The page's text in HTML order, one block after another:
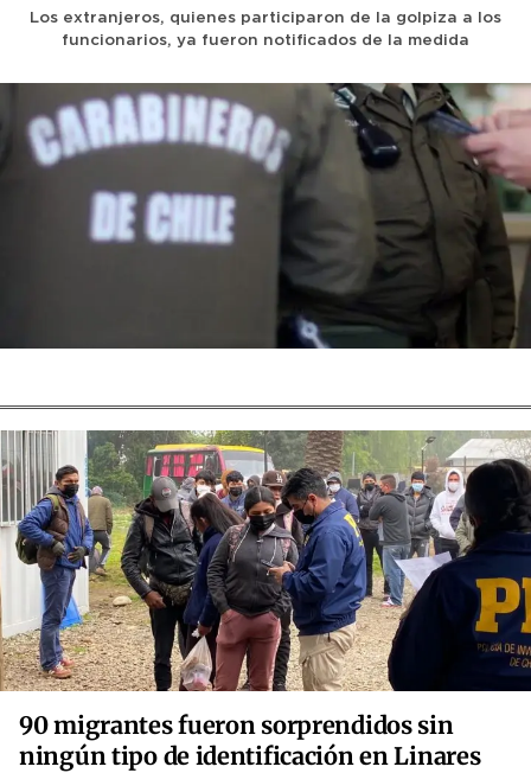
Los extranjeros, quienes participaron de la golpiza a los
funcionarios, ya fueron notificados de la medida
90 migrantes fueron sorprendidos sin
ningún tipo de identificación en Linares